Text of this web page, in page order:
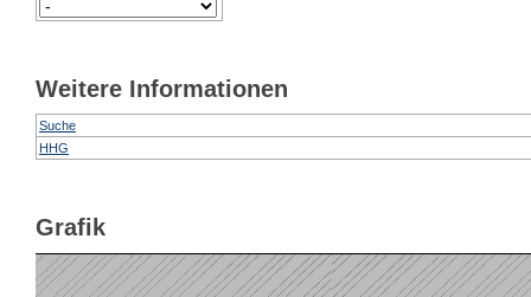
Weitere Informationen
Suche
HHG
Grafik